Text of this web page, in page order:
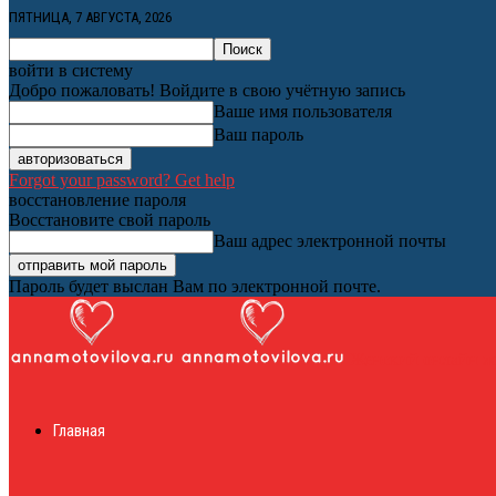
ПЯТНИЦА, 7 АВГУСТА, 2026
войти в систему
Добро пожаловать! Войдите в свою учётную запись
Ваше имя пользователя
Ваш пароль
Forgot your password? Get help
восстановление пароля
Восстановите свой пароль
Ваш адрес электронной почты
Пароль будет выслан Вам по электронной почте.
Главная